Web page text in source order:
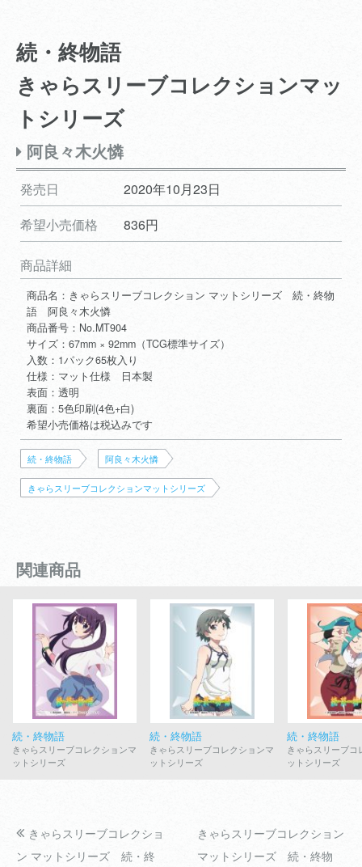
続・終物語
きゃらスリーブコレクションマッ
トシリーズ
阿良々木火憐
発売日
2020年10月23日
希望小売価格
836円
商品詳細
商品名：きゃらスリーブコレクション マットシリーズ 続・終物
語 阿良々木火憐
商品番号：No.MT904
サイズ：67mm × 92mm（TCG標準サイズ）
入数：1パック65枚入り
仕様：マット仕様 日本製
表面：透明
裏面：5色印刷(4色+白)
希望小売価格は税込みです
続・終物語 阿良々木火憐
きゃらスリーブコレクションマットシリーズ
関連商品
続・終物語
きゃらスリーブコレクションマ
ットシリーズ
続・終物語
きゃらスリーブコレクションマ
ットシリーズ
続・終物語
きゃらスリーブコ
ットシリーズ
きゃらスリーブコレクショ
ン マットシリーズ 続・終
きゃらスリーブコレクション
マットシリーズ 続・終物